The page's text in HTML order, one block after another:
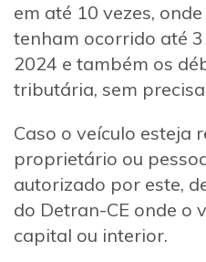
em até 10 vezes,
tenham ocorrido até
2024 e também os
tributária, sem
Caso o veículo esteja
proprietário ou
autorizado por este,
do Detran-CE onde o
capital ou interior.